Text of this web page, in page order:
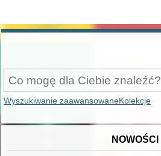
Wyszukiwanie zaawansowaneKolekcje
NOWOŚCI